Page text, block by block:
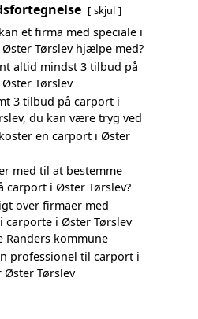
skjul
et firma med speciale i
Tørslev hjælpe med?
altid mindst 3 tilbud på
Tørslev
3 tilbud på carport i
du kan være tryg ved
en carport i Øster
med til at bestemme
carport i Øster Tørslev?
over firmaer med
carporte i Øster Tørslev
Randers kommune
professionel til carport i
Tørslev